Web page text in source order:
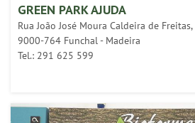
GREEN PARK AJUDA
Rua João José Moura Caldeira de
9000-764 Funchal - Madeira
Tel.: 291 625 599